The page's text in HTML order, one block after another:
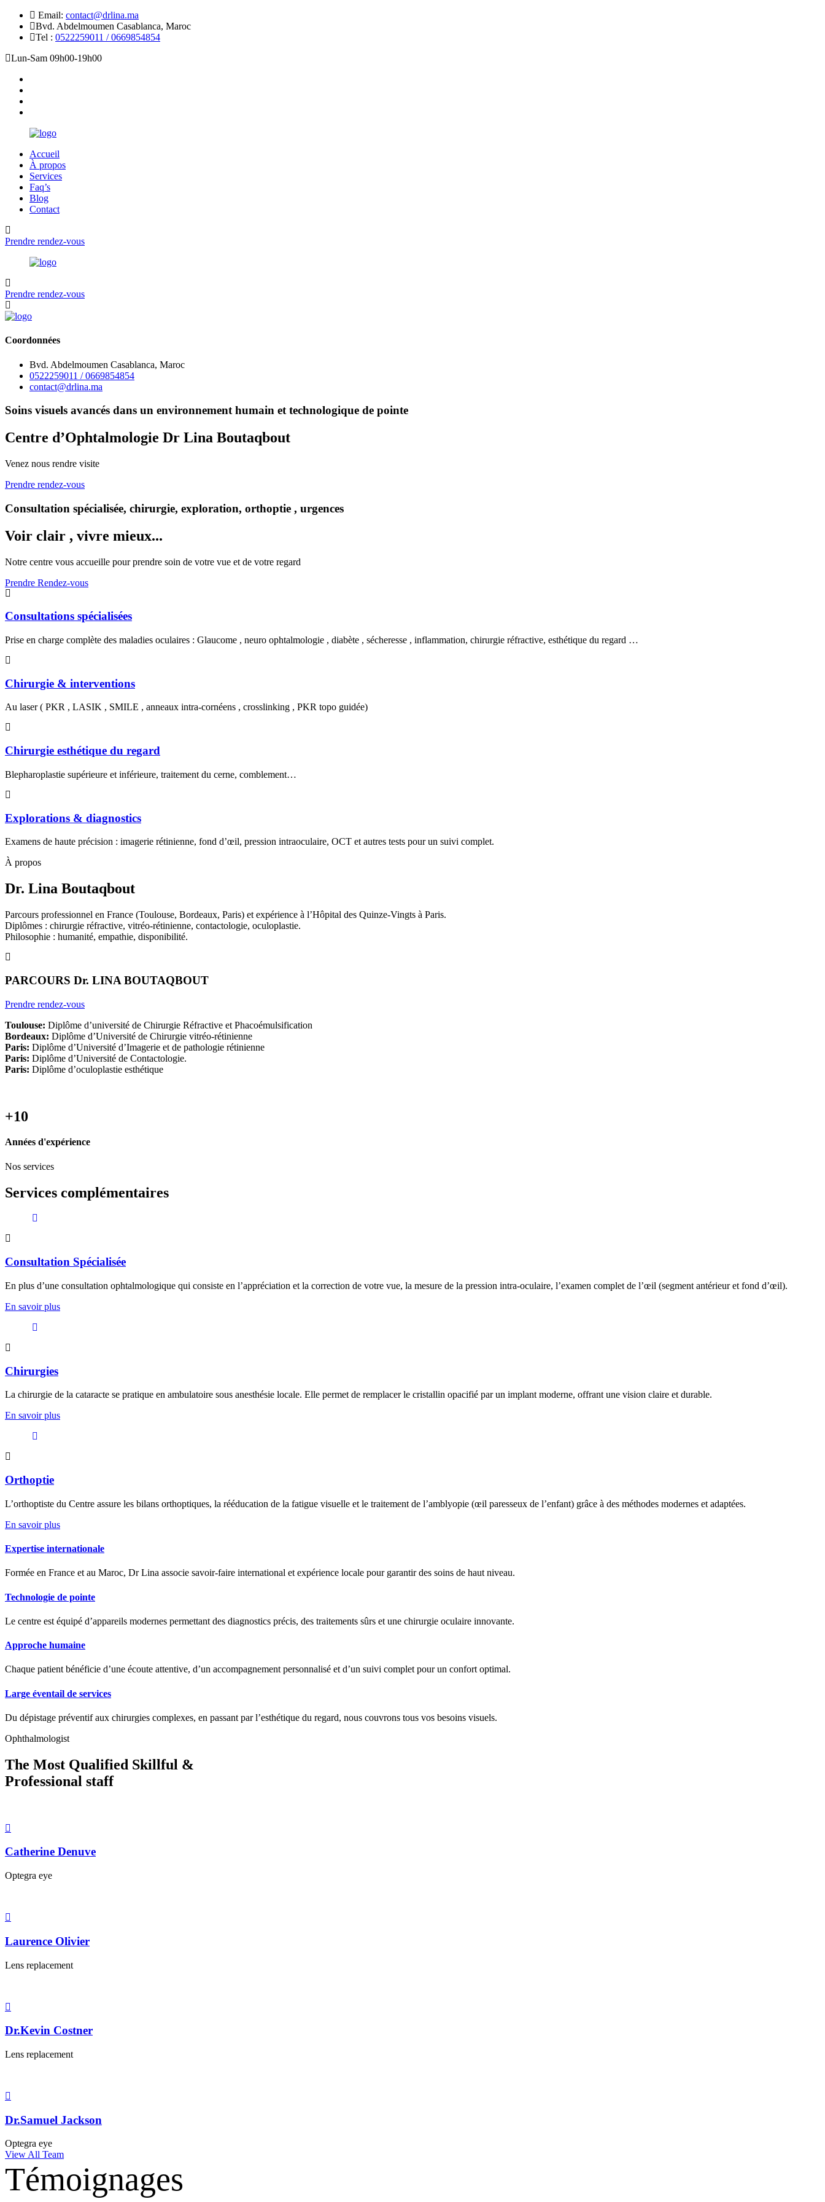
Email: contact@drlina.ma
Bvd. Abdelmoumen Casablanca, Maroc
Tel : 0522259011 / 0669854854
Lun-Sam 09h00-19h00
Accueil
À propos
Services
Faq’s
Blog
Contact
Prendre rendez-vous
Prendre rendez-vous
Coordonnées
Bvd. Abdelmoumen Casablanca, Maroc
0522259011 / 0669854854
contact@drlina.ma
Soins visuels avancés dans un environnement humain et technologique de pointe
Centre d’Ophtalmologie Dr Lina Boutaqbout
Venez nous rendre visite
Prendre rendez-vous
Consultation spécialisée, chirurgie, exploration, orthoptie , urgences
Voir clair , vivre mieux...
Notre centre vous accueille pour prendre soin de votre vue et de votre regard
Prendre Rendez-vous
Consultations spécialisées
Prise en charge complète des maladies oculaires : Glaucome , neuro ophtalmologie , diabète , sécheresse , inflammation, chirurgie réfractive, esthétique du regard …
Chirurgie & interventions
Au laser ( PKR , LASIK , SMILE , anneaux intra-cornéens , crosslinking , PKR topo guidée)
Chirurgie esthétique du regard
Blepharoplastie supérieure et inférieure, traitement du cerne, comblement…
Explorations & diagnostics
Examens de haute précision : imagerie rétinienne, fond d’œil, pression intraoculaire, OCT et autres tests pour un suivi complet.
À propos
Dr. Lina Boutaqbout
Parcours professionnel en France (Toulouse, Bordeaux, Paris) et expérience à l’Hôpital des Quinze-Vingts à Paris.
Diplômes : chirurgie réfractive, vitréo-rétinienne, contactologie, oculoplastie.
Philosophie : humanité, empathie, disponibilité.
PARCOURS Dr. LINA BOUTAQBOUT
Prendre rendez-vous
Toulouse: Diplôme d’université de Chirurgie Réfractive et Phacoémulsification
Bordeaux: Diplôme d’Université de Chirurgie vitréo-rétinienne
Paris: Diplôme d’Université d’Imagerie et de pathologie rétinienne
Paris: Diplôme d’Université de Contactologie.
Paris: Diplôme d’oculoplastie esthétique
+10
Années d'expérience
Nos services
Services complémentaires
Consultation Spécialisée
En plus d’une consultation ophtalmologique qui consiste en l’appréciation et la correction de votre vue, la mesure de la pression intra-oculaire, l’examen complet de l’œil (segment antérieur et fond d’œil).
En savoir plus
Chirurgies
La chirurgie de la cataracte se pratique en ambulatoire sous anesthésie locale. Elle permet de remplacer le cristallin opacifié par un implant moderne, offrant une vision claire et durable.
En savoir plus
Orthoptie
L’orthoptiste du Centre assure les bilans orthoptiques, la rééducation de la fatigue visuelle et le traitement de l’amblyopie (œil paresseux de l’enfant) grâce à des méthodes modernes et adaptées.
En savoir plus
Expertise internationale
Formée en France et au Maroc, Dr Lina associe savoir-faire international et expérience locale pour garantir des soins de haut niveau.
Technologie de pointe
Le centre est équipé d’appareils modernes permettant des diagnostics précis, des traitements sûrs et une chirurgie oculaire innovante.
Approche humaine
Chaque patient bénéficie d’une écoute attentive, d’un accompagnement personnalisé et d’un suivi complet pour un confort optimal.
Large éventail de services
Du dépistage préventif aux chirurgies complexes, en passant par l’esthétique du regard, nous couvrons tous vos besoins visuels.
Ophthalmologist
The Most Qualified Skillful &
Professional staff
Catherine Denuve
Optegra eye
Laurence Olivier
Lens replacement
Dr.Kevin Costner
Lens replacement
Dr.Samuel Jackson
Optegra eye
View All Team
Témoignages